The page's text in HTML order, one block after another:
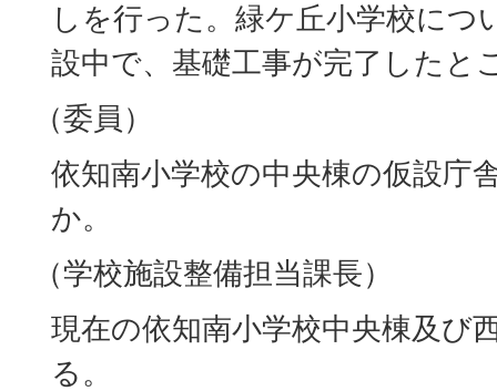
しを行った。緑ケ丘小学校につ
設中で、基礎工事が完了したと
（委員）
依知南小学校の中央棟の仮設庁
か。
（学校施設整備担当課長）
現在の依知南小学校中央棟及び
る。